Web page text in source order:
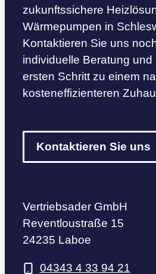
zukunftssichere
Wärmepumpen in
Kontaktieren Sie uns
individuelle Beratung
ersten Schritt zu einem
kosteneffizienteren
Kontaktieren Sie uns
Vertriebsader GmbH
Reventloustraße 15
24235 Laboe
04343 4 33 94 21